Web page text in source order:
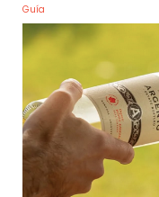
Guía